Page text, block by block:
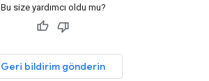
Bu size yardımcı oldu mu?
Geri bildirim gönderin